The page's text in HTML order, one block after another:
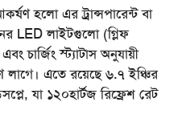
হলো এর ট্রান্সপারেন্ট বা
LED লাইটগুলো (গ্লিফ
চার্জিং স্ট্যাটাস অনুযায়ী
লাগে। এতে রয়েছে ৬.৭ ইঞ্চির
যা ১২০হার্টজ রিফ্রেশ রেট